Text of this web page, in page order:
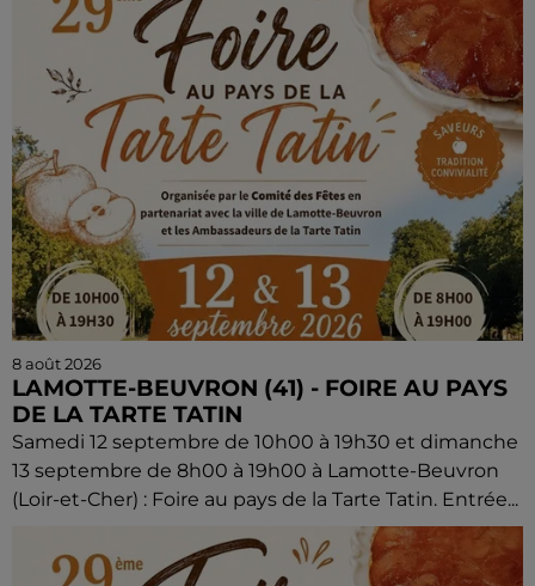
8 août 2026
LAMOTTE-BEUVRON (41) - FOIRE AU PAYS
DE LA TARTE TATIN
Samedi 12 septembre de 10h00 à 19h30 et dimanche
13 septembre de 8h00 à 19h00 à Lamotte-Beuvron
(Loir-et-Cher) : Foire au pays de la Tarte Tatin. Entrée...